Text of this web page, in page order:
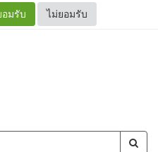
อมรับ ไม่ยอมรับ